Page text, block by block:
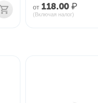
от 118.00₽
(Включая налог)